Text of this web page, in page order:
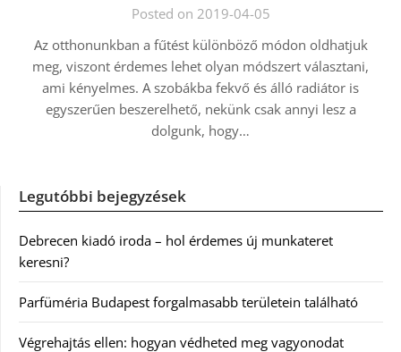
Posted on 2019-04-05
Az otthonunkban a fűtést különböző módon oldhatjuk
meg, viszont érdemes lehet olyan módszert választani,
ami kényelmes. A szobákba fekvő és álló radiátor is
egyszerűen beszerelhető, nekünk csak annyi lesz a
dolgunk, hogy…
Legutóbbi bejegyzések
Debrecen kiadó iroda – hol érdemes új munkateret
keresni?
Parfüméria Budapest forgalmasabb területein található
Végrehajtás ellen: hogyan védheted meg vagyonodat